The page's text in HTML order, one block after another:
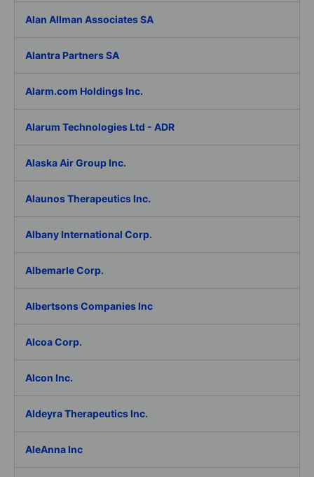
Alan Allman Associates SA
Alantra Partners SA
Alarm.com Holdings Inc.
Alarum Technologies Ltd - ADR
Alaska Air Group Inc.
Alaunos Therapeutics Inc.
Albany International Corp.
Albemarle Corp.
Albertsons Companies Inc
Alcoa Corp.
Alcon Inc.
Aldeyra Therapeutics Inc.
AleAnna Inc